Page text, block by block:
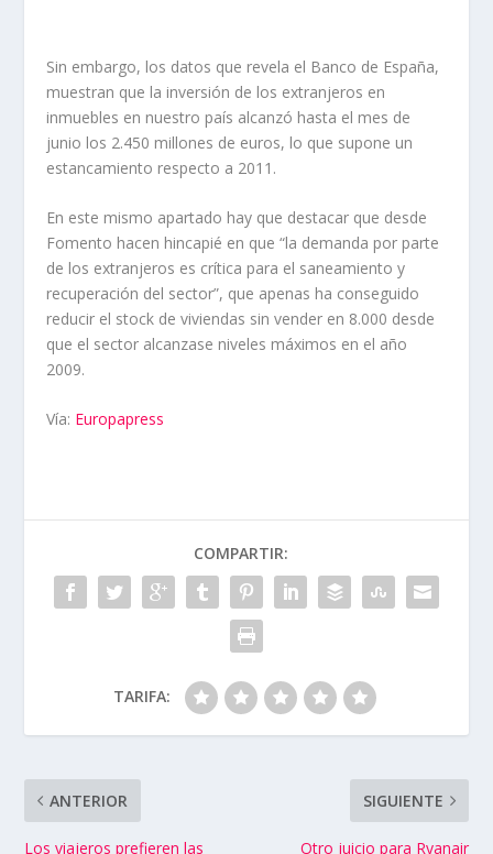
Sin embargo, los datos que revela el Banco de España,
muestran que la inversión de los extranjeros en
inmuebles en nuestro país alcanzó hasta el mes de
junio los 2.450 millones de euros, lo que supone un
estancamiento respecto a 2011.
En este mismo apartado hay que destacar que desde
Fomento hacen hincapié en que “la demanda por parte
de los extranjeros es crítica para el saneamiento y
recuperación del sector”, que apenas ha conseguido
reducir el stock de viviendas sin vender en 8.000 desde
que el sector alcanzase niveles máximos en el año
2009.
Vía: Europapress
COMPARTIR:
TARIFA:
ANTERIOR
Los viajeros prefieren las
SIGUIENTE
Otro juicio para Ryanair